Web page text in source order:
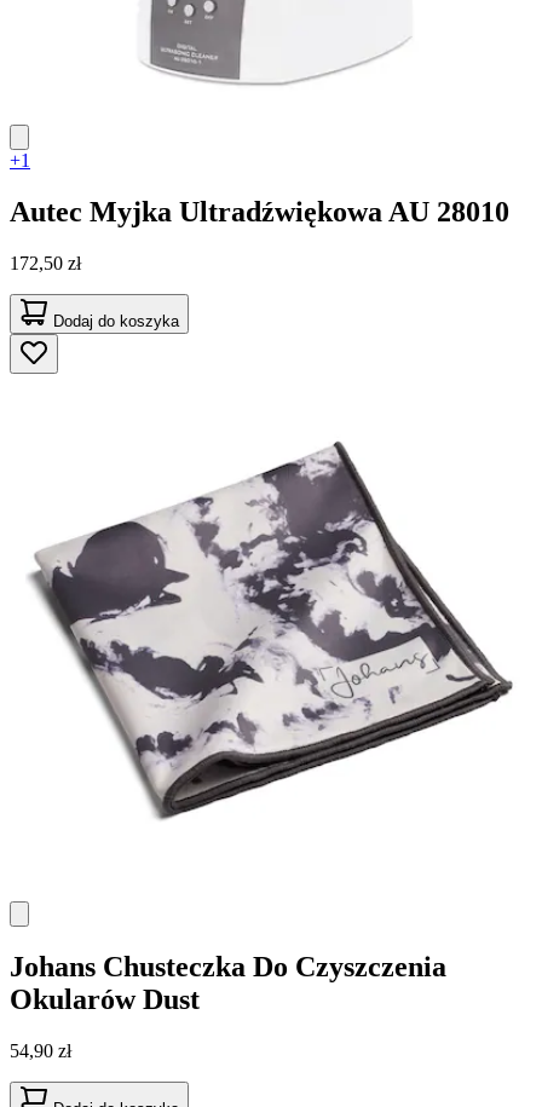
+1
Autec Myjka Ultradźwiękowa AU 28010
172,50 zł
Dodaj do koszyka
Johans Chusteczka Do Czyszczenia
Okularów Dust
54,90 zł